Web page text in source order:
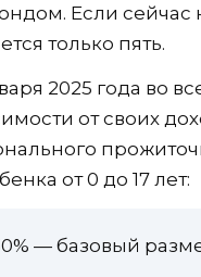
Если сейчас
только пять.
2025 года во
от своих
от 0 до 17 лет:
— базовый